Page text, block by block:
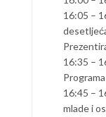
16:05 –
16:35 –
Programa
16:45 –
mlade i